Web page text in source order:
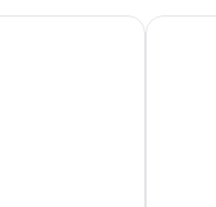
Relais